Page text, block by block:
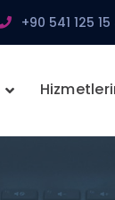
+90 541 125